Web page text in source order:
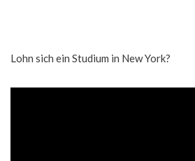
Lohn sich ein Studium in New York?